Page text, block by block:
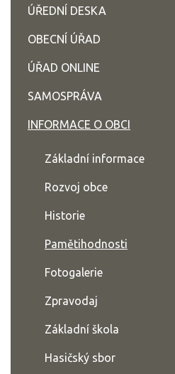
ÚŘEDNÍ DESKA
OBECNÍ ÚŘAD
ÚŘAD ONLINE
SAMOSPRÁVA
INFORMACE O OBCI
Základní informace
Rozvoj obce
Historie
Pamětihodnosti
Fotogalerie
Zpravodaj
Základní škola
Hasičský sbor